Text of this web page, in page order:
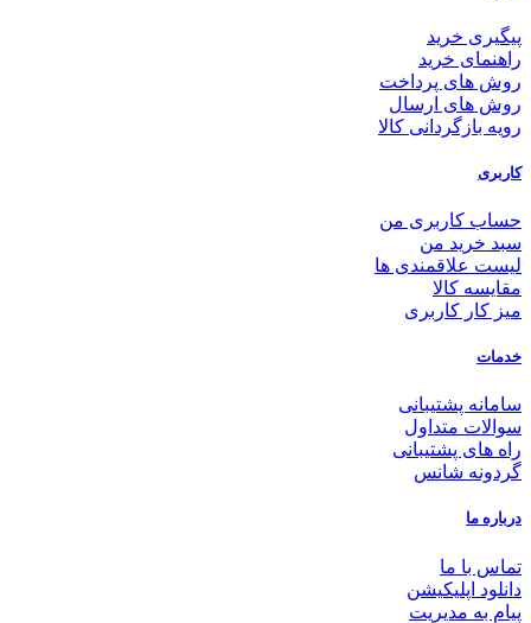
پیگیری خرید
راهنمای خرید
روش های پرداخت
روش های ارسال
رویه بازگردانی کالا
کاربری
حساب کاربری من
سبد خرید من
لیست علاقمندی ها
مقایسه کالا
میز کار کاربری
خدمات
سامانه پشتیبانی
سوالات متداول
راه های پشتیبانی
گردونه شانس
درباره ما
تماس با ما
دانلود اپلیکیشن
پیام به مدیریت